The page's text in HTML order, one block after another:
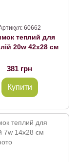
60662
теплий для
20w 42х28 см
381 грн
Купити